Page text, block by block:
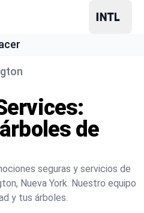
de
seguras y servicios de
Nueva York. Nuestro equipo
y tus árboles.